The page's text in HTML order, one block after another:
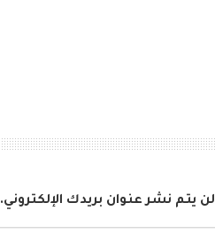
لن يتم نشر عنوان بريدك الإلكتروني.